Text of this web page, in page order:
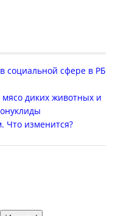
социальной сфере в РБ
диких животных и
Что изменится?